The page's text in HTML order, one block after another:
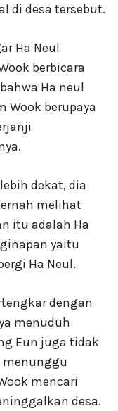
di desa tersebut.
Ha Neul
berbicara
Ha neul
Wook berupaya
dekat, dia
melihat
itu adalah Ha
yaitu
Ha Neul.
dengan
menuduh
Eun juga tidak
menunggu
mencari
desa.